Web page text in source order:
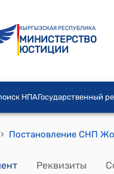
КЫРГЫЗСКАЯ РЕСПУБЛИКА
МИНИСТЕРСТВО
ЮСТИЦИИ
НПАГосударственный
›
Реквизиты